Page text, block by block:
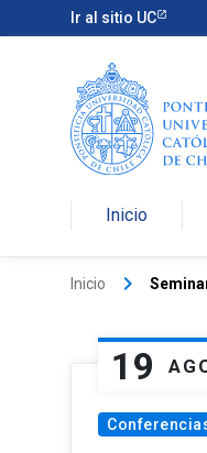
Ir al sitio UC
Inicio
Inicio keyboard_arrow_right
19